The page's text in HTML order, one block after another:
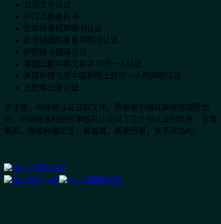
公司文件认证
户口迁移委托书
放弃继承权声明书认证
赴华结婚的单身声明书认证
护照绿卡翻译认证
美国公民中英文名字为同一人认证
美国护照与原中国护照上是同一人的声明认证
无犯罪记录认证
请注意，州政府认证过的文件，需根据中国驻美使馆领区划
分。中国驻洛杉矶领事馆只认证以下几个州认证的文件：亚里
桑那，南加利福尼亚，夏威夷，新墨西哥，太平洋岛屿。
简体中文
English
简体中文